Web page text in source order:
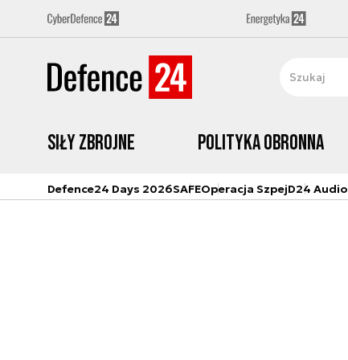
Siły zbrojne Polityka obronna
Defence24 Days 2026SAFEOperacja SzpejD24 Audio